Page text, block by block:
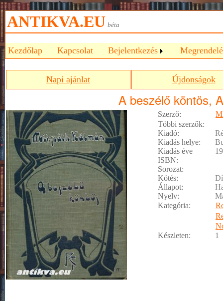
ANTIKVA.EU béta
Kezdőlap Kapcsolat Bejelentkezés
Napi ajánlat Újdonságok
A beszélő köntös,
Szerző:
Többi szerzők:
Kiadó:
Kiadás helye:
Kiadás éve
ISBN:
Sorozat:
Kötés:
Állapot:
Nyelv:
Kategória:
Készleten:
1